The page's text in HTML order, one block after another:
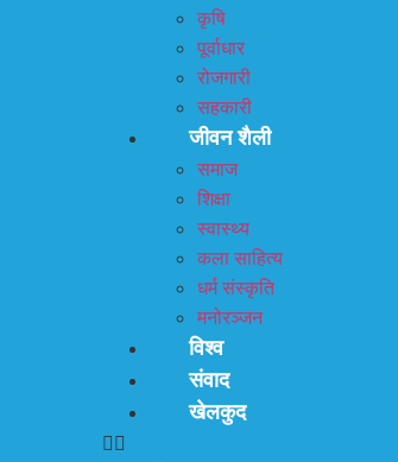
कृषि
पूर्वाधार
रोजगारी
सहकारी
जीवन शैली
समाज
शिक्षा
स्वास्थ्य
कला साहित्य
धर्म संस्कृति
मनोरञ्जन
विश्व
संवाद
खेलकुद